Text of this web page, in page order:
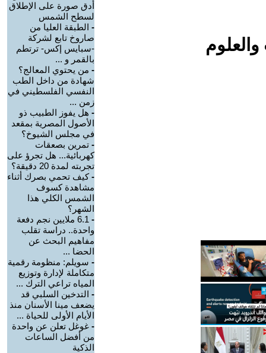
أدق صورة على الإطلاق
لسطح الشمس
- الطبقة العليا من
صاروخ تابع لشركة
-سبايس إكس- ترتطم
بالقمر و ...
- من يحتوي المعالج؟
شهادة من داخل الطب
النفسي الفلسطيني في
زمن ...
- هل يفوز الطبيب ذو
الأصول المصرية بمقعد
في مجلس الشيوخ؟
- تمرين بصعقات
كهربائية... هل تجرؤ على
تجربته لمدة 20 دقيقة؟
-كيف تحمي بصرك أثناء
مشاهدة كسوف
الشمس الكلي هذا
الشهر؟
-
6.1 ملايين نجم دفعة
واحدة.. دراسة تقلب
مفاهيم البحث عن
الحضا ...
- سويلم: منظومة رقمية
متكاملة لإدارة وتوزيع
المياه تراعي الترك ...
- التدخين السلبي قد
يضعف مينا الأسنان منذ
الأيام الأولى للحياة ...
- غوغل تعلن عن واحدة
من أفضل الساعات
الذكية